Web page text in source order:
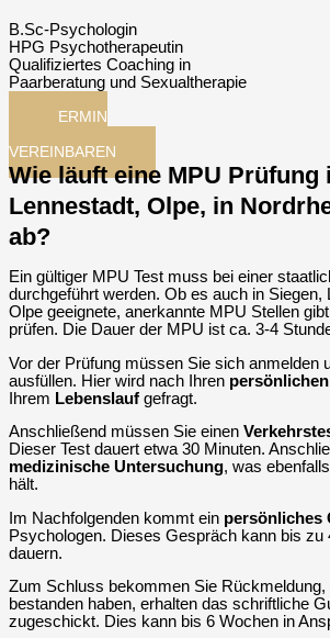
B.Sc-Psychologin
HPG Psychotherapeutin
Qualifiziertes Coaching in
Paarberatung und Sexualtherapie
TERMIN
VEREINBAREN
Wie läuft eine MPU Prüfung
Lennestadt, Olpe, in
ab?
Ein gültiger MPU Test muss bei einer
durchgeführt werden. Ob es auch in Siegen,
Olpe geeignete, anerkannte MPU Stellen
prüfen. Die Dauer der MPU ist ca. 3-4
Vor der Prüfung müssen Sie sich anmelden
ausfüllen. Hier wird nach Ihren persönlichen
Ihrem Lebenslauf gefragt.
Anschließend müssen Sie einen
Dieser Test dauert etwa 30 Minuten.
medizinische Untersuchung, was
hält.
Im Nachfolgenden kommt ein persönliches
Psychologen. Dieses Gespräch kann bis zu
dauern.
Zum Schluss bekommen Sie Rückmeldung,
bestanden haben, erhalten das schriftliche
zugeschickt. Dies kann bis 6 Wochen in